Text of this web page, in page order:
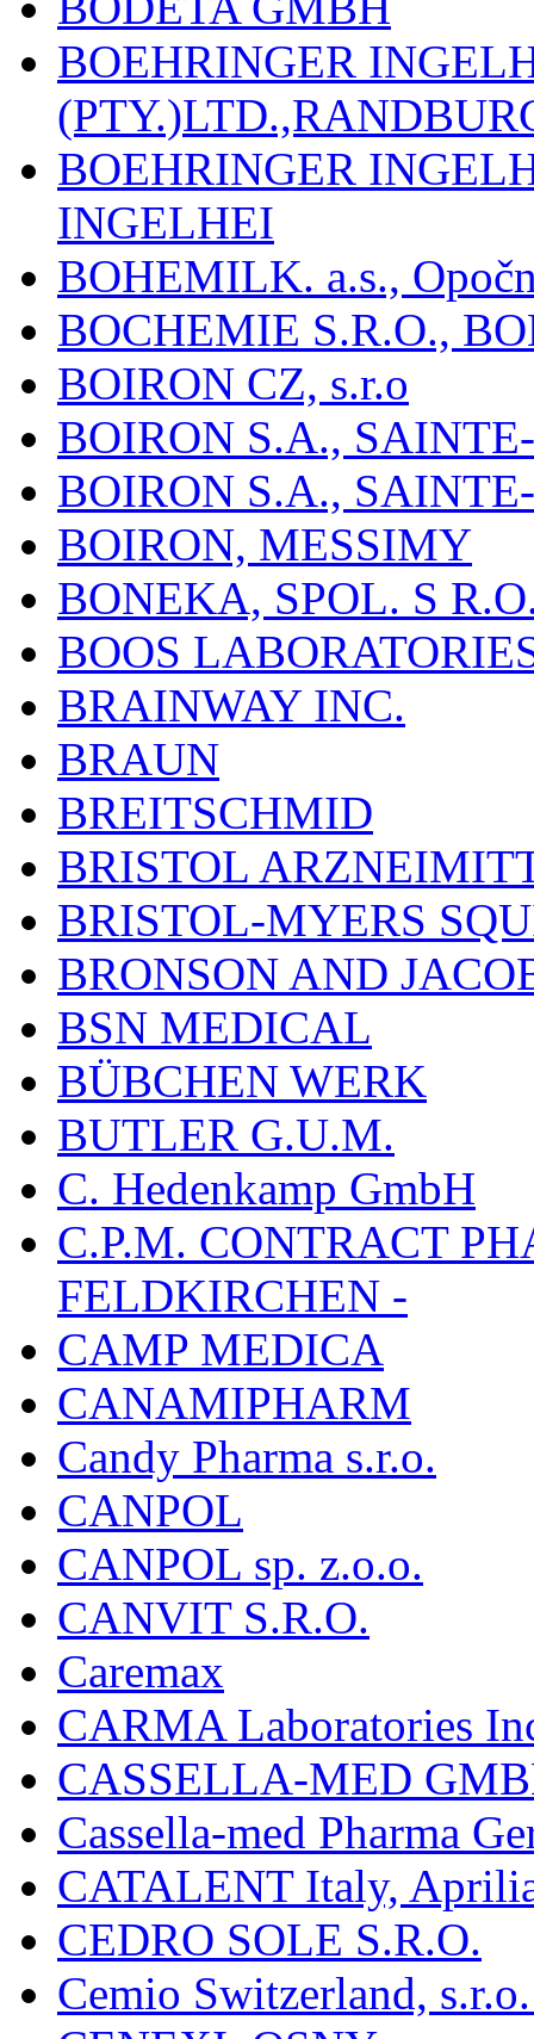
BOEHRINGER
BOEHRINGER
INGELHEI
BOHEMILK. a.s.,
BOCHEMIE S.R.O.,
BOIRON CZ, s.r.o
BOIRON S.A.,
BOIRON S.A.,
BOIRON, MESSIMY
BONEKA, SPOL. S
BOOS
BRAINWAY INC.
BRAUN
BREITSCHMID
BRISTOL
BRISTOL-MYERS
BRONSON AND
BSN MEDICAL
BÜBCHEN WERK
BUTLER G.U.M.
C. Hedenkamp GmbH
C.P.M. CONTRACT
FELDKIRCHEN -
CAMP MEDICA
CANAMIPHARM
Candy Pharma s.r.o.
CANPOL
CANPOL sp. z.o.o.
CANVIT S.R.O.
Caremax
CARMA Laboratories
CASSELLA-MED
Cassella-med Pharma
CATALENT Italy,
CEDRO SOLE S.R.O.
Cemio Switzerland,